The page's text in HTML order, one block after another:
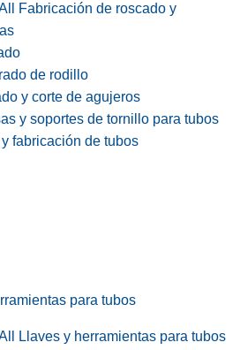
Fabricación de roscado y
de rodillo
y corte de agujeros
y soportes de tornillo para tubos
fabricación de tubos
para tubos
Llaves y herramientas para tubos